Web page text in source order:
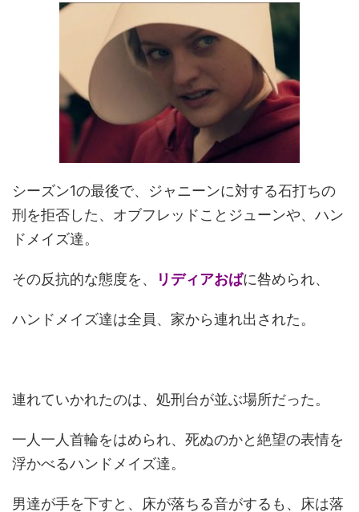
シーズン1の最後で、ジャニーンに対する石打ちの
刑を拒否した、オブフレッドことジューンや、ハン
ドメイズ達。
その反抗的な態度を、 リディアおばに咎められ、
ハンドメイズ達は全員、家から連れ出された。
連れていかれたのは、処刑台が並ぶ場所だった。
一人一人首輪をはめられ、死ぬのかと絶望の表情を
浮かべるハンドメイズ達。
男達が手を下すと、床が落ちる音がするも、床は落